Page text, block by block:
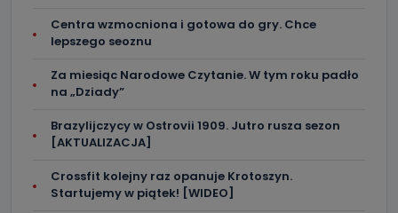
przechowywane?
administratora – do momentu wniesienia sprzeciwu.
Jakie dane osobowe przetwarzamy?
Przetwarzane kategorie Państwa danych osobowych to
które zostały zebrane ze źródeł publicznie dostępnych, w
szczególności: imię i nazwisko, adres e-mail, telefon
kontaktowy, adres korespondencyjny. Odbiorcą Pastwa
Centra wzmocniona i gotowa do gry. Chce
lepszego seoznu
Za miesiąc Narodowe Czytanie. W tym roku padło
na „Dziady”
Brazylijczycy w Ostrovii 1909. Jutro rusza sezon
[AKTUALIZACJA]
Crossfit kolejny raz opanuje Krotoszyn.
Startujemy w piątek! [WIDEO]